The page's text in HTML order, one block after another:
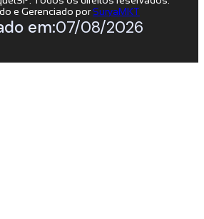
e Gerenciado porSuryaMKT
em:07/08/2026